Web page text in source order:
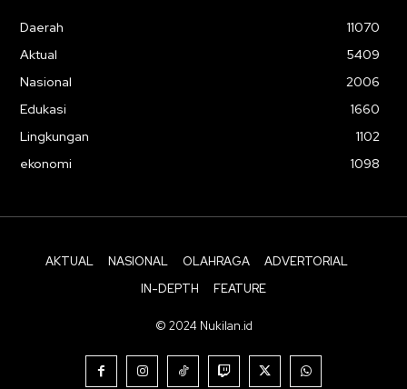
Daerah
11070
Aktual
5409
Nasional
2006
Edukasi
1660
Lingkungan
1102
ekonomi
1098
AKTUAL NASIONAL OLAHRAGA
ADVERTORIAL
IN-DEPTH
FEATURE
© 2024 Nukilan.id